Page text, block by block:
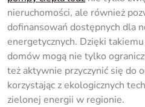
nieruchomości, ale również
dofinansowań dostępnych dla
energetycznych. Dzięki
domów mogą nie tylko
też aktywnie przyczynić się do
korzystając z ekologicznych
zielonej energii w regionie.